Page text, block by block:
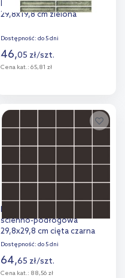
Paradyż Monpelli mozaika
29,8x19,8 cm zielona
Dostępność: do 5 dni
46,05 zł/szt.
Cena kat.: 65,81 zł
Paradyż Modernizm mozaika
ścienno-podłogowa
29,8x29,8 cm cięta czarna
Dostępność: do 5 dni
64,65 zł/szt.
Cena kat.: 88,56 zł